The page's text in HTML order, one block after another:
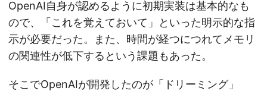
OpenAI自身が認めるように初期実装は基本的なも
ので、「これを覚えておいて」といった明示的な指
示が必要だった。また、時間が経つにつれてメモリ
の関連性が低下するという課題もあった。
そこでOpenAIが開発したのが「ドリーミング」